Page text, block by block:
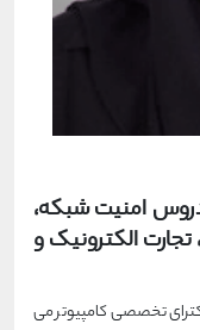
امنیت شبکه،
تجارت الکترونیک و
تخصصی کامپیوتر می